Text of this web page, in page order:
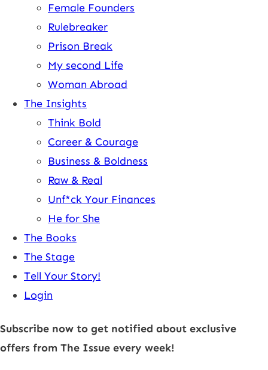
Female Founders
Rulebreaker
Prison Break
My second Life
Woman Abroad
The Insights
Think Bold
Career & Courage
Business & Boldness
Raw & Real
Unf*ck Your Finances
He for She
The Books
The Stage
Tell Your Story!
Login
Subscribe now to get notified about exclusive
offers from The Issue every week!